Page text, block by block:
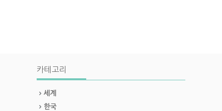
카테고리
세계
한국